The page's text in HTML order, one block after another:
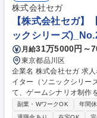
担当マーケター（海外支
ンプランナー（企画・
連携等） 募集職種 【ゲームマーケティング戦略・プロモ】積極投資も視
野にグローバル展開加速
株式会社セガ
【株式会社セガ】
ックシリーズ
月給31万5000円～
東京都品川区
企業名 株式会社セガ 求人名 【株式会社セガ】【第2事業部】シナリオラ
イター（ソニックシリーズ）_No.27904 仕事
て、ゲームシナリオ制作
いただける方を募集します。 ＜シナリオライター業務＞ ・
成・ディレクターおよび
副業・WワークOK 年間